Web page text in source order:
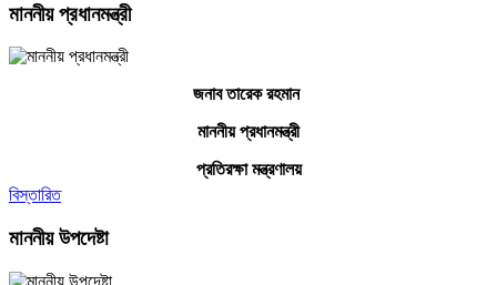
মাননীয় প্রধানমন্ত্রী
জনাব তারেক রহমান
মাননীয় প্রধানমন্ত্রী
প্রতিরক্ষা মন্ত্রণালয়
বিস্তারিত
মাননীয় উপদেষ্টা